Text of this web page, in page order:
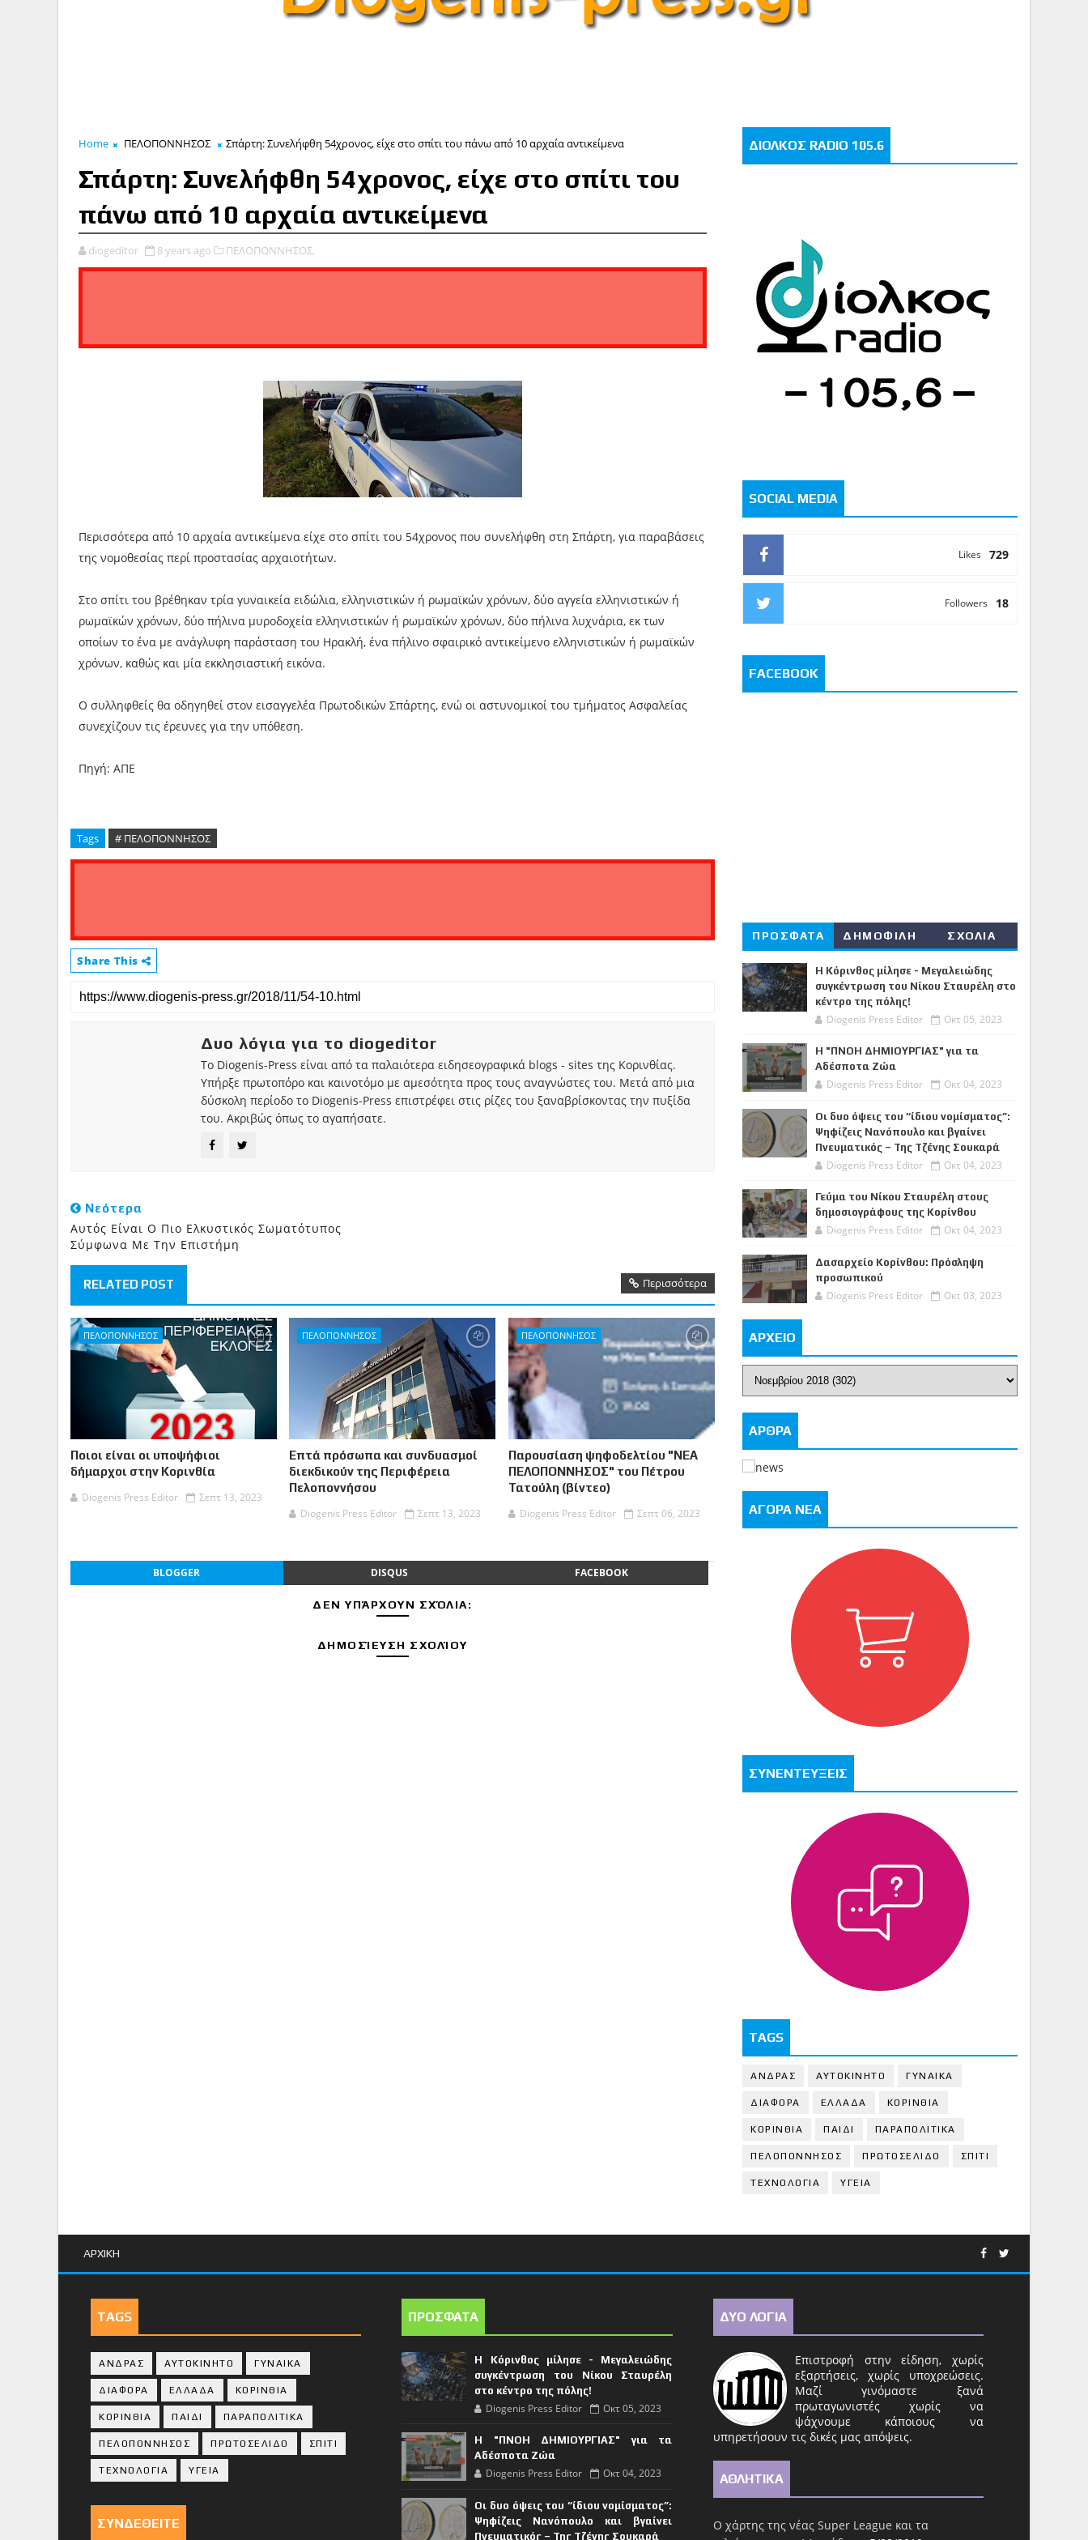
Home ΠΕΛΟΠΟΝΝΗΣΟΣ Σπάρτη: Συνελήφθη 54χρονος, είχε στο σπίτι του πάνω από 10 αρχαία αντικείμενα
Σπάρτη: Συνελήφθη 54χρονος, είχε στο σπίτι του
πάνω από 10 αρχαία αντικείμενα
diogeditor 8 years ago ΠΕΛΟΠΟΝΝΗΣΟΣ,
Περισσότερα από 10 αρχαία αντικείμενα είχε στο σπίτι του 54χρονος που συνελήφθη στη Σπάρτη, για παραβάσεις
της νομοθεσίας περί προστασίας αρχαιοτήτων.
Στο σπίτι του βρέθηκαν τρία γυναικεία ειδώλια, ελληνιστικών ή ρωμαϊκών χρόνων, δύο αγγεία ελληνιστικών ή
ρωμαϊκών χρόνων, δύο πήλινα μυροδοχεία ελληνιστικών ή ρωμαϊκών χρόνων, δύο πήλινα λυχνάρια, εκ των
οποίων το ένα με ανάγλυφη παράσταση του Ηρακλή, ένα πήλινο σφαιρικό αντικείμενο ελληνιστικών ή ρωμαϊκών
χρόνων, καθώς και μία εκκλησιαστική εικόνα.
Ο συλληφθείς θα οδηγηθεί στον εισαγγελέα Πρωτοδικών Σπάρτης, ενώ οι αστυνομικοί του τμήματος Ασφαλείας
συνεχίζουν τις έρευνες για την υπόθεση.
Πηγή: ΑΠΕ
Tags # ΠΕΛΟΠΟΝΝΗΣΟΣ
Share This
Δυο λόγια για το diogeditor
Το Diogenis-Press είναι από τα παλαιότερα ειδησεογραφικά blogs - sites της Κορινθίας.
Υπήρξε πρωτοπόρο και καινοτόμο με αμεσότητα προς τους αναγνώστες του. Μετά από μια
δύσκολη περίοδο το Diogenis-Press επιστρέφει στις ρίζες του ξαναβρίσκοντας την πυξίδα
του. Ακριβώς όπως το αγαπήσατε.
Νεότερα
Αυτός Είναι Ο Πιο Ελκυστικός Σωματότυπος
Σύμφωνα Με Την Επιστήμη
RELATED POST Περισσότερα
ΠΕΛΟΠΟΝΝΗΣΟΣ
Ποιοι είναι οι υποψήφιοι
δήμαρχοι στην Κορινθία
Diogenis Press Editor
Σεπτ 13, 2023
ΠΕΛΟΠΟΝΝΗΣΟΣ
Επτά πρόσωπα και συνδυασμοί
διεκδικούν της Περιφέρεια
Πελοποννήσου
Diogenis Press Editor
Σεπτ 13, 2023
ΠΕΛΟΠΟΝΝΗΣΟΣ
Παρουσίαση ψηφοδελτίου "ΝΕΑ
ΠΕΛΟΠΟΝΝΗΣΟΣ" του Πέτρου
Τατούλη (βίντεο)
Diogenis Press Editor
Σεπτ 06, 2023
BLOGGER DISQUS FACEBOOK
ΔΕΝ ΥΠΆΡΧΟΥΝ ΣΧΌΛΙΑ:
ΔΗΜΟΣΊΕΥΣΗ ΣΧΟΛΊΟΥ
ΔΙΟΛΚΟΣ RADIO 105.6
SOCIAL MEDIA
729
Likes
18
Followers
FACEBOOK
ΠΡΟΣΦΑΤΑ ΔΗΜΟΦΙΛΗ ΣΧΟΛΙΑ
Η Κόρινθος μίλησε - Μεγαλειώδης
συγκέντρωση του Νίκου Σταυρέλη στο
κέντρο της πόλης!
Diogenis Press Editor Οκτ 05, 2023
Η "ΠΝΟΗ ΔΗΜΙΟΥΡΓΙΑΣ" για τα
Αδέσποτα Ζώα
Diogenis Press Editor Οκτ 04, 2023
Οι δυο όψεις του “ίδιου νομίσματος”:
Ψηφίζεις Νανόπουλο και βγαίνει
Πνευματικός – Της Τζένης Σουκαρά
Diogenis Press Editor Οκτ 04, 2023
Γεύμα του Νίκου Σταυρέλη στους
δημοσιογράφους της Κορίνθου
Diogenis Press Editor Οκτ 04, 2023
Δασαρχείο Κορίνθου: Πρόσληψη
προσωπικού
Diogenis Press Editor Οκτ 03, 2023
ΑΡΧΕΙΟ
ΑΡΘΡΑ
ΑΓΟΡΑ ΝΕΑ
ΣΥΝΕΝΤΕΥΞΕΙΣ
TAGS
ΑΝΔΡΑΣ ΑΥΤΟΚΙΝΗΤΟ ΓΥΝΑΙΚΑ
ΔΙΑΦΟΡΑ ΕΛΛΑΔΑ ΚΟΡΙΝΘΙΑ
ΚΟΡΙΝΘΙA ΠΑΙΔΙ ΠΑΡΑΠΟΛΙΤΙΚΑ
ΠΕΛΟΠΟΝΝΗΣΟΣ ΠΡΩΤΟΣΕΛΙΔΟ ΣΠΙΤΙ
ΤΕΧΝΟΛΟΓΙΑ ΥΓΕΙΑ
ΑΡΧΙΚΗ
TAGS
ΑΝΔΡΑΣ ΑΥΤΟΚΙΝΗΤΟ ΓΥΝΑΙΚΑ
ΔΙΑΦΟΡΑ ΕΛΛΑΔΑ ΚΟΡΙΝΘΙΑ
ΚΟΡΙΝΘΙA ΠΑΙΔΙ ΠΑΡΑΠΟΛΙΤΙΚΑ
ΠΕΛΟΠΟΝΝΗΣΟΣ ΠΡΩΤΟΣΕΛΙΔΟ ΣΠΙΤΙ
ΤΕΧΝΟΛΟΓΙΑ ΥΓΕΙΑ
ΣΥΝΔΕΘΕΙΤΕ
ΠΡΟΣΦΑΤΑ
Η Κόρινθος μίλησε - Μεγαλειώδης
συγκέντρωση του Νίκου Σταυρέλη
στο κέντρο της πόλης!
Diogenis Press Editor Οκτ 05, 2023
Η "ΠΝΟΗ ΔΗΜΙΟΥΡΓΙΑΣ" για τα
Αδέσποτα Ζώα
Diogenis Press Editor Οκτ 04, 2023
Οι δυο όψεις του “ίδιου νομίσματος”:
Ψηφίζεις Νανόπουλο και βγαίνει
Πνευματικός – Της Τζένης Σουκαρά
ΔΥΟ ΛΟΓΙΑ
Επιστροφή στην είδηση, χωρίς
εξαρτήσεις, χωρίς υποχρεώσεις.
Μαζί γινόμαστε ξανά
πρωταγωνιστές χωρίς να
ψάχνουμε κάποιους να
υπηρετήσουν τις δικές μας απόψεις.
ΑΘΛΗΤΙΚΑ
Ο χάρτης της νέας Super League και τα